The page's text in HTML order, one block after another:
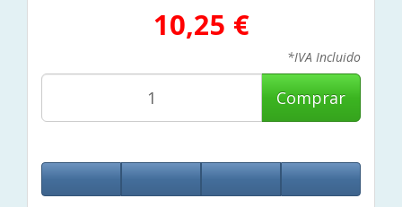
10,25 €
*IVA Incluido
Comprar